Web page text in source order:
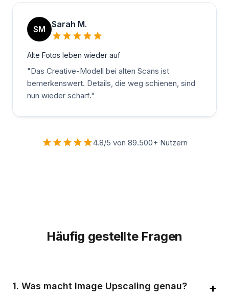
SM
Sarah M.
Alte Fotos leben wieder auf
"Das Creative-Modell bei alten Scans ist
bemerkenswert. Details, die weg schienen, sind
nun wieder scharf."
4.8/5 von 89.500+ Nutzern
Häufig gestellte Fragen
1. Was macht Image Upscaling genau? +